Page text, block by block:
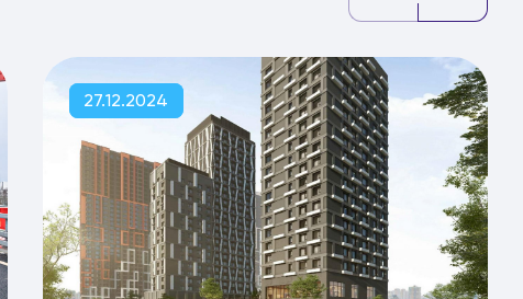
27.12.2024